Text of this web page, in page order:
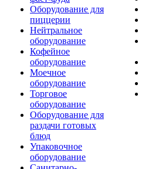
Оборудование для
пиццерии
Нейтральное
оборудование
Кофейное
оборудование
Моечное
оборудование
Торговое
оборудование
Оборудование для
раздачи готовых
блюд
Упаковочное
оборудование